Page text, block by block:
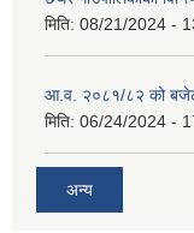
मिति: 08/21/2024 -
आ.व. २०८१/८२ को
मिति: 06/24/2024 -
अन्य